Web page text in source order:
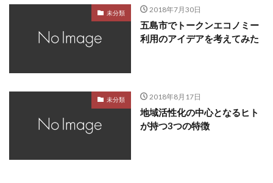
未分類 2018年7月30日
五島市でトークンエコノミー
利用のアイデアを考えてみた
未分類 2018年8月17日
地域活性化の中心となるヒト
が持つ3つの特徴